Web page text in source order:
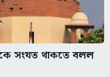
সংযত থাকতে বলল